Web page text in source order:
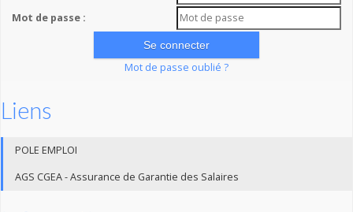
Mot de passe :
Mot de passe oublié ?
Liens
POLE EMPLOI
AGS CGEA - Assurance de Garantie des Salaires